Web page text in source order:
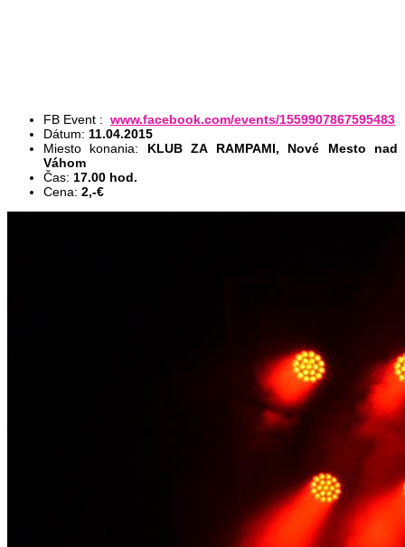
FB Event : www.facebook.com/events/1559907867595483
Dátum: 11.04.2015
Miesto konania: KLUB ZA RAMPAMI, Nové Mesto nad
Váhom
Čas: 17.00 hod.
Cena: 2,-€